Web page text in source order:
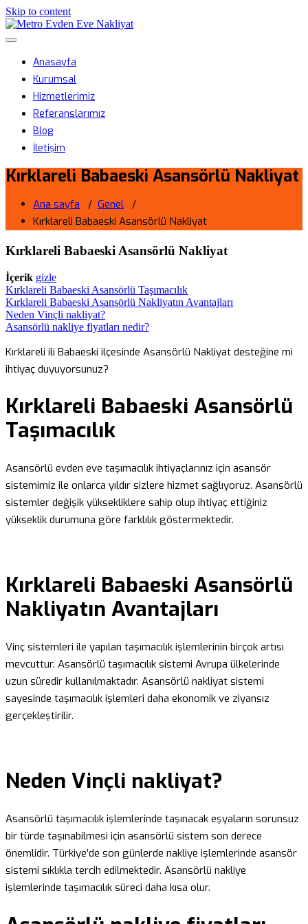
Skip to content
Metro Evden Eve Nakliyat
Anasayfa
Kurumsal
Hizmetlerimiz
Referanslarımız
Blog
İletişim
Kırklareli Babaeski Asansörlü Nakliyat
Ana sayfa / Genel /
Kırklareli Babaeski Asansörlü Nakliyat
Kırklareli Babaeski Asansörlü Nakliyat
İçerik gizle
Kırklareli Babaeski Asansörlü Taşımacılık
Kırklareli Babaeski Asansörlü Nakliyatın Avantajları
Neden Vinçli nakliyat?
Asansörlü nakliye fiyatları nedir?
Kırklareli ili Babaeski ilçesinde Asansörlü Nakliyat desteğine mi
ihtiyaç duyuyorsunuz?
Kırklareli Babaeski Asansörlü
Taşımacılık
Asansörlü evden eve taşımacılık ihtiyaçlarınız için asansör
sistemimiz ile onlarca yıldır sizlere hizmet sağlıyoruz. Asansörlü
sistemler değişik yüksekliklere sahip olup ihtiyaç ettiğiniz
yükseklik durumuna göre farklılık göstermektedir.
Kırklareli Babaeski Asansörlü
Nakliyatın Avantajları
Vinç sistemleri ile yapılan taşımacılık işlemlerinin birçok artısı
mevcuttur. Asansörlü taşımacılık sistemi Avrupa ülkelerinde
uzun süredir kullanılmaktadır. Asansörlü nakliyat sistemi
sayesinde taşımacılık işlemleri daha ekonomik ve ziyansız
gerçekleştirilir.
Neden Vinçli nakliyat?
Asansörlü taşımacılık işlemlerinde taşınacak eşyaların sorunsuz
bir türde taşınabilmesi için asansörlü sistem son derece
önemlidir. Türkiye’de son günlerde nakliye işlemlerinde asansör
sistemi sıklıkla tercih edilmektedir. Asansörlü nakliye
işlemlerinde taşımacılık süreci daha kısa olur.